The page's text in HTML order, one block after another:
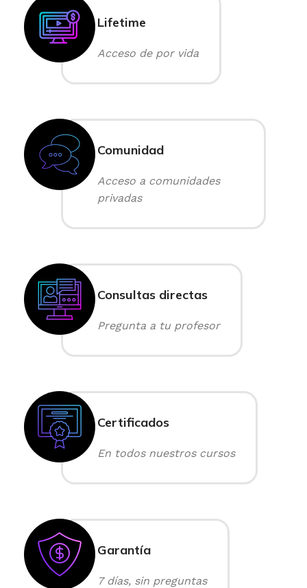
Lifetime
Acceso de por vida
Comunidad
Acceso a comunidades
privadas
Consultas directas
Pregunta a tu profesor
Certificados
En todos nuestros cursos
Garantía
7 días, sin preguntas